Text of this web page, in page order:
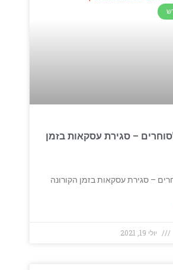
– סגירת עסקאות בזמן
– סגירת עסקאות בזמן הקורונה
יולי 19, 2021